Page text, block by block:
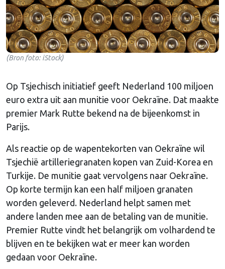
(Bron foto: iStock)
Op Tsjechisch initiatief geeft Nederland 100 miljoen
euro extra uit aan munitie voor Oekraïne. Dat maakte
premier Mark Rutte bekend na de bijeenkomst in
Parijs.
Als reactie op de wapentekorten van Oekraïne wil
Tsjechië artilleriegranaten kopen van Zuid-Korea en
Turkije. De munitie gaat vervolgens naar Oekraïne.
Op korte termijn kan een half miljoen granaten
worden geleverd. Nederland helpt samen met
andere landen mee aan de betaling van de munitie.
Premier Rutte vindt het belangrijk om volhardend te
blijven en te bekijken wat er meer kan worden
gedaan voor Oekraïne.